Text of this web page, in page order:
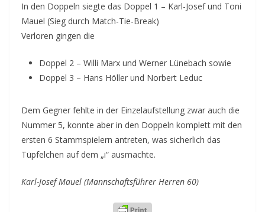
In den Doppeln siegte das Doppel 1 – Karl-Josef und Toni
Mauel (Sieg durch Match-Tie-Break)
Verloren gingen die
Doppel 2 – Willi Marx und Werner Lünebach sowie
Doppel 3 – Hans Höller und Norbert Leduc
Dem Gegner fehlte in der Einzelaufstellung zwar auch die
Nummer 5, konnte aber in den Doppeln komplett mit den
ersten 6 Stammspielern antreten, was sicherlich das
Tüpfelchen auf dem „i“ ausmachte.
Karl-Josef Mauel (Mannschaftsführer Herren 60)